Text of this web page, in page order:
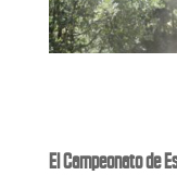
El Campeonato de